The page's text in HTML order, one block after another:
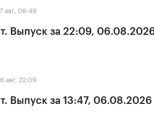
авг, 08:49
Выпуск за 22:09,
авг, 22:09
Выпуск за 13:47, 06.08.2026